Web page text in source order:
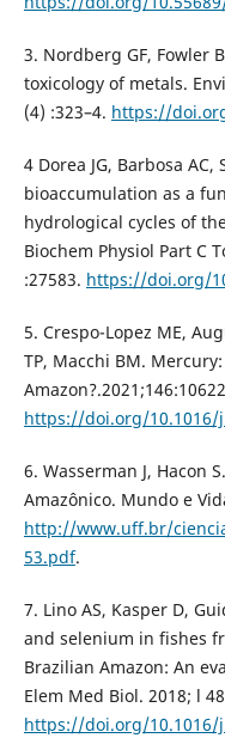
3. Nordberg GF, Fowler
toxicology of metals.
(4) :323–4. https://
4 Dorea JG, Barbosa AC,
bioaccumulation as a
hydrological cycles of
Biochem Physiol Part C
:27583. https://doi.org/
5. Crespo-Lopez ME,
TP, Macchi BM.
https://doi.org/10.1016/
6. Wasserman J, Hacon
Amazônico. Mundo e
http://www.uff.br/
53.pdf.
7. Lino AS, Kasper D,
and selenium in fishes
Brazilian Amazon: An
Elem Med Biol. 2018; l
https://doi.org/10.1016/